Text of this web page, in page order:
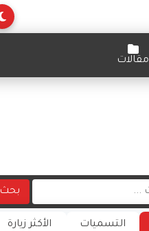
مقالات
بحث
التسميات الأكثر زيارة